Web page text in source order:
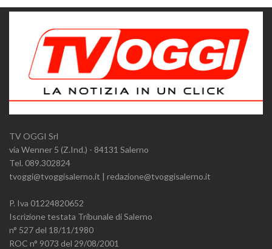
TV OGGI Srl
via Wenner 5 (Z.Ind.) - 84131 Salerno
Tel. 089.302824
tvoggi@tvoggisalerno.it | redazione@tvoggisalerno.it
P. Iva 01224820652
Iscrizione testata Tribunale di Salerno
n° 527 del 18/11/1980
ROC n° 9073 del 29/08/2001